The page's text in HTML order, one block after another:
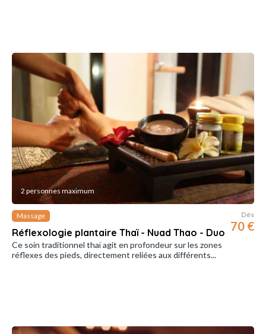
2 personnes maximum
Massage
Réflexologie plantaire Thaï - Nuad Thao - Duo
Dès
70 €
Ce soin traditionnel thaï agit en profondeur sur les zones
réflexes des pieds, directement reliées aux différents...